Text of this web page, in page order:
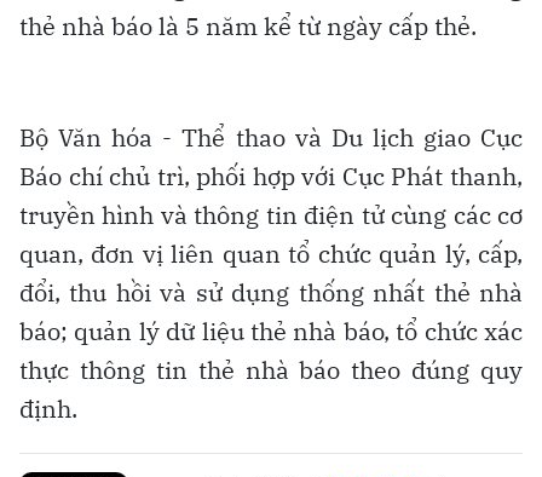
thẻ nhà báo là 5 năm kể từ ngày cấp thẻ.
Bộ Văn hóa - Thể thao và Du lịch giao Cục
Báo chí chủ trì, phối hợp với Cục Phát thanh,
truyền hình và thông tin điện tử cùng các cơ
quan, đơn vị liên quan tổ chức quản lý, cấp,
đổi, thu hồi và sử dụng thống nhất thẻ nhà
báo; quản lý dữ liệu thẻ nhà báo, tổ chức xác
thực thông tin thẻ nhà báo theo đúng quy
định.